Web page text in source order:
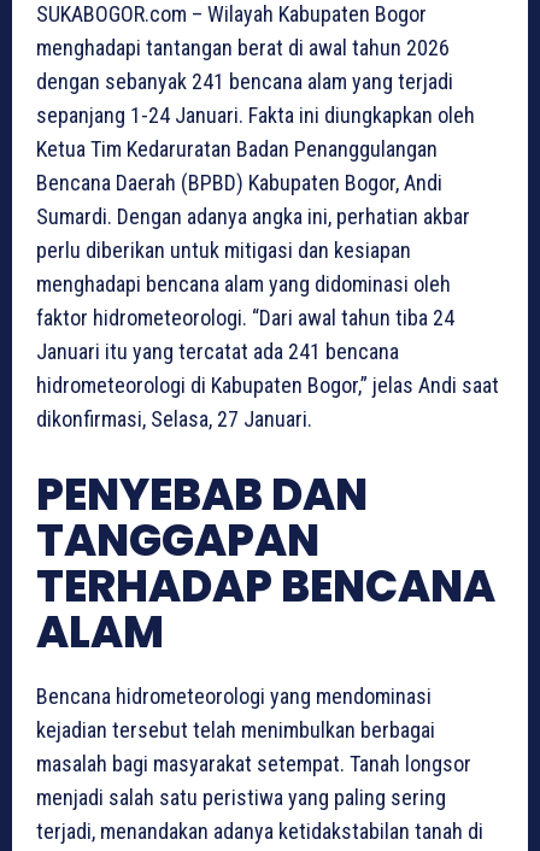
SUKABOGOR.com – Wilayah Kabupaten Bogor
menghadapi tantangan berat di awal tahun 2026
dengan sebanyak 241 bencana alam yang terjadi
sepanjang 1-24 Januari. Fakta ini diungkapkan oleh
Ketua Tim Kedaruratan Badan Penanggulangan
Bencana Daerah (BPBD) Kabupaten Bogor, Andi
Sumardi. Dengan adanya angka ini, perhatian akbar
perlu diberikan untuk mitigasi dan kesiapan
menghadapi bencana alam yang didominasi oleh
faktor hidrometeorologi. “Dari awal tahun tiba 24
Januari itu yang tercatat ada 241 bencana
hidrometeorologi di Kabupaten Bogor,” jelas Andi saat
dikonfirmasi, Selasa, 27 Januari.
PENYEBAB DAN
TANGGAPAN
TERHADAP BENCANA
ALAM
Bencana hidrometeorologi yang mendominasi
kejadian tersebut telah menimbulkan berbagai
masalah bagi masyarakat setempat. Tanah longsor
menjadi salah satu peristiwa yang paling sering
terjadi, menandakan adanya ketidakstabilan tanah di